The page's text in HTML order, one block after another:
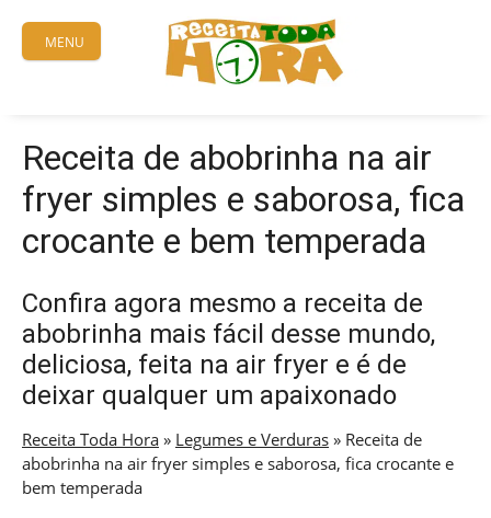
content
MENU
Receita de abobrinha na air
fryer simples e saborosa, fica
crocante e bem temperada
Confira agora mesmo a receita de
abobrinha mais fácil desse mundo,
deliciosa, feita na air fryer e é de
deixar qualquer um apaixonado
Receita Toda Hora » Legumes e Verduras » Receita de
abobrinha na air fryer simples e saborosa, fica crocante e
bem temperada